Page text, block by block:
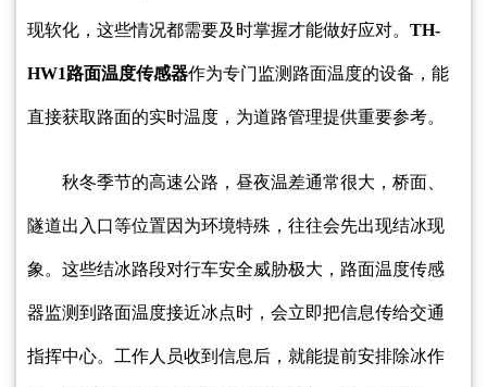
现软化，这些情况都需要及时掌握才能做好应对。 TH-
HW1路面温度传感器作为专门监测路面温度的设备，能
直接获取路面的实时温度，为道路管理提供重要参考。
秋冬季节的高速公路，昼夜温差通常很大，桥面、
隧道出入口等位置因为环境特殊，往往会先出现结冰现
象。这些结冰路段对行车安全威胁极大，路面温度传感
器监测到路面温度接近冰点时，会立即把信息传给交通
指挥中心。工作人员收到信息后，就能提前安排除冰作